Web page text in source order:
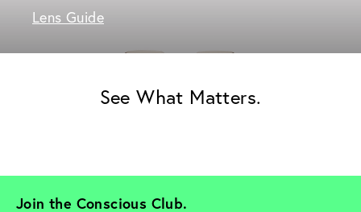
Lens Guide
See What Matters.
Join the Conscious Club.